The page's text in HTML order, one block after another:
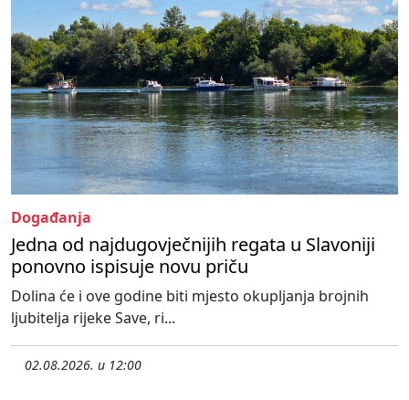
Događanja
Jedna od najdugovječnijih regata u Slavoniji
ponovno ispisuje novu priču
Dolina će i ove godine biti mjesto okupljanja brojnih
ljubitelja rijeke Save, ri...
02.08.2026. u 12:00